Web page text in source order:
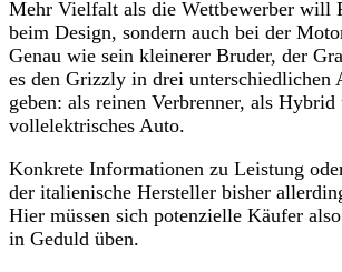
Mehr Vielfalt als die Wettbewerber will
beim Design, sondern auch bei der
Genau wie sein kleinerer Bruder, der
es den Grizzly in drei unterschiedlichen
geben: als reinen Verbrenner, als Hybrid
vollelektrisches Auto.
Konkrete Informationen zu Leistung
der italienische Hersteller bisher
Hier müssen sich potenzielle Käufer
in Geduld üben.